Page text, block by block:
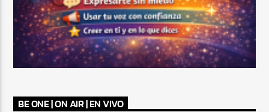
BE ONE | ON AIR | EN VIVO